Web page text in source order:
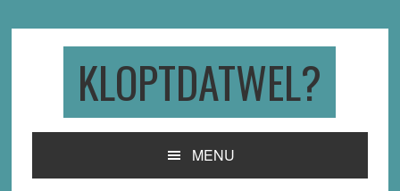
KLOPTDATWEL?
MENU